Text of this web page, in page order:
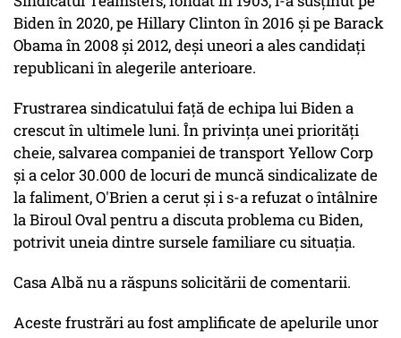
Biden în 2020, pe Hillary Clinton în 2016 și pe Barack
Obama în 2008 și 2012, deși uneori a ales candidați
republicani în alegerile anterioare.
Frustrarea sindicatului față de echipa lui Biden a
crescut în ultimele luni. În privința unei priorități
cheie, salvarea companiei de transport Yellow Corp
și a celor 30.000 de locuri de muncă sindicalizate de
la faliment, O'Brien a cerut și i s-a refuzat o întâlnire
la Biroul Oval pentru a discuta problema cu Biden,
potrivit uneia dintre sursele familiare cu situația.
Casa Albă nu a răspuns solicitării de comentarii.
Aceste frustrări au fost amplificate de apelurile unor